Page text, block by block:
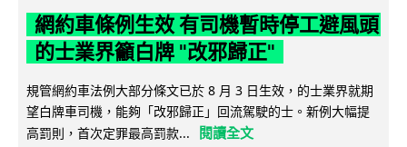
網約車條例生效 有司機暫時停工避風頭
的士業界籲白牌 "改邪歸正"
規管網約車法例大部分條文已於 8 月 3 日生效，的士業界就期
望白牌車司機，能夠「改邪歸正」回流駕駛的士。新例大幅提
高罰則，首次定罪最高罰款...
閱讀全文